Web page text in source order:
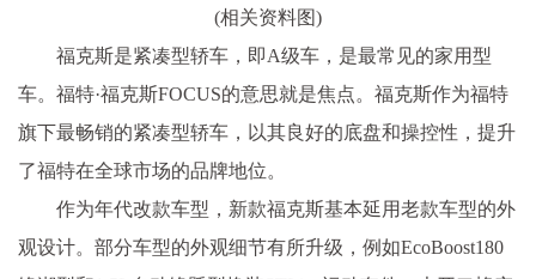
(相关资料图)
福克斯是紧凑型轿车，即A级车，是最常见的家用型
车。福特·福克斯FOCUS的意思就是焦点。福克斯作为福特
旗下最畅销的紧凑型轿车，以其良好的底盘和操控性，提升
了福特在全球市场的品牌地位。
作为年代改款车型，新款福克斯基本延用老款车型的外
观设计。部分车型的外观细节有所升级，例如EcoBoost180